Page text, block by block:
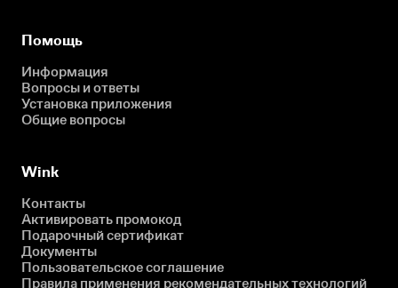
Помощь
Информация
Вопросы и ответы
Установка приложения
Общие вопросы
Wink
Контакты
Активировать промокод
Подарочный сертификат
Документы
Пользовательское соглашение
Правила применения рекомендательных технологий